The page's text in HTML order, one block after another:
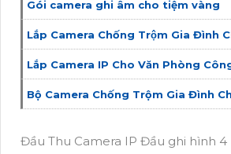
Gói camera ghi âm cho tiệm vàng
Lắp Camera Chống Trộm Gia Đình
Lắp Camera IP Cho Văn Phòng
Bộ Camera Chống Trộm Gia Đình
Đầu Thu Camera IP Đầu ghi hình 4